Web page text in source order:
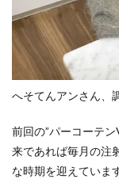
へそてんアンさん、
前回の”パーコーテ
来であれば毎月の注
な時期を迎えていま